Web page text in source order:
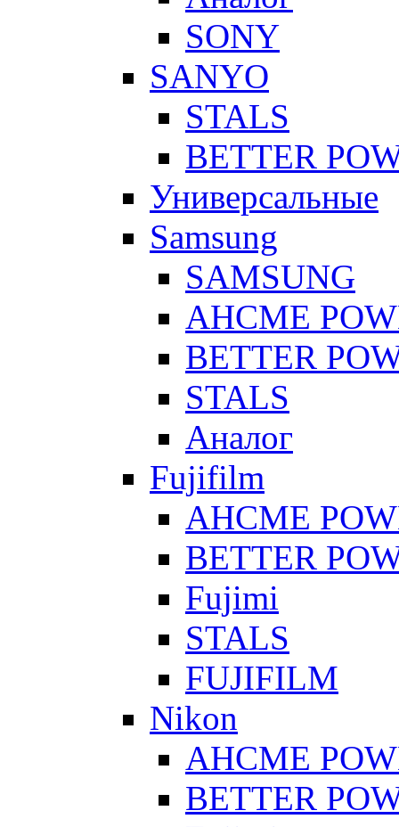
SONY
SANYO
STALS
BETTER
Универсальные
Samsung
SAMSUNG
AHCME
BETTER
STALS
Аналог
Fujifilm
AHCME
BETTER
Fujimi
STALS
FUJIFILM
Nikon
AHCME
BETTER